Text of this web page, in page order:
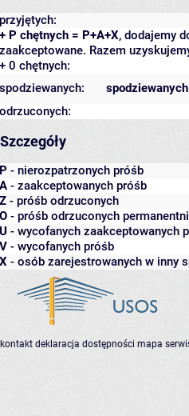
przyjętych:
+ P chętnych = P+A+X, dodajemy
zaakceptowane. Razem
+ 0 chętnych:
spodziewanych
spodziewanych:
odrzuconych:
Szczegóły
P - nierozpatrzonych próśb
A - zaakceptowanych próśb
Z - próśb odrzuconych
O - próśb odrzuconych
U - wycofanych zaakceptowanych
V - wycofanych próśb
X - osób zarejestrowanych w inny
kontakt deklaracja dostępności mapa